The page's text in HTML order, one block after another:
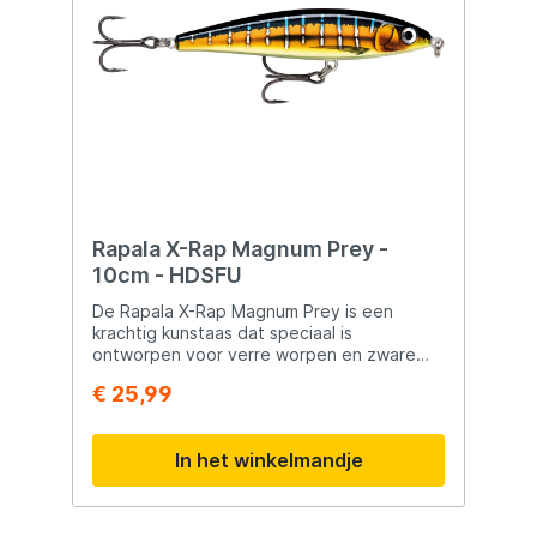
Rapala X-Rap Magnum Prey -
10cm - HDSFU
De Rapala X-Rap Magnum Prey is een
krachtig kunstaas dat speciaal is
ontworpen voor verre worpen en zware
aerodynamische ontwerp zorgt voor
geeft een natuurlijke presentatie en een
fladderende actie tijdens het afzinken. Bij
hoge snelheid beweegt het kunstaas vlak
onder of over het wateroppervlak. De
€ 25,99
In het winkelmandje